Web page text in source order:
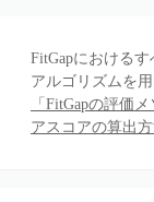
FitGapにおける
アルゴリズムを
「FitGapの評価メ
アスコアの算出方